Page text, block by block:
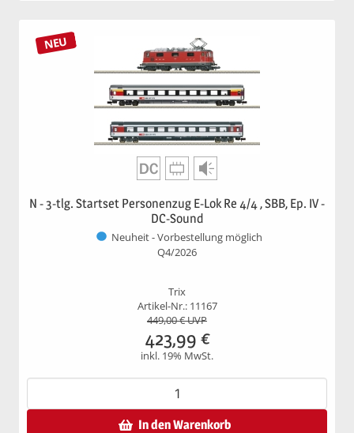
NEU
N - 3-tlg. Startset Personenzug E-Lok Re 4/4 , SBB, Ep. IV -
DC-Sound
Neuheit - Vorbestellung möglich
Q4/2026
Trix
Artikel-Nr.: 11167
449,00€ UVP
423,99 €
inkl. 19% MwSt.
In den Warenkorb